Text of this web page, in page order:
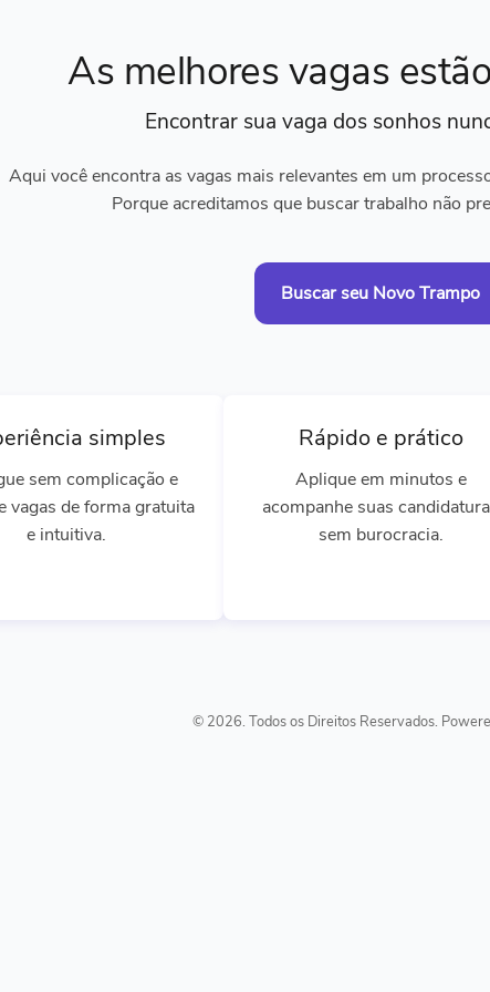
As melhores vagas
Encontrar sua vaga dos sonhos
Aqui você encontra as vagas mais relevantes em um
Porque acreditamos que buscar trabalho não
Buscar seu Novo Trampo
simples
sem complicação e
vagas de forma gratuita
e intuitiva.
Rápido e prático
Aplique em minutos e
acompanhe suas
sem burocracia.
© 2026. Todos os Direitos Reservados.